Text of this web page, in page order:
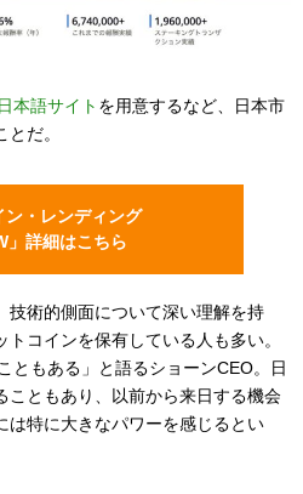
日本語サイト を用意するなど、日本市
だ。
ン・レンディング
」詳細はこちら
技術的側面について深い理解を持
コインを保有している人も多い。
ともある」と語るショーンCEO。日
こともあり、以前から来日する機会
は特に大きなパワーを感じるとい